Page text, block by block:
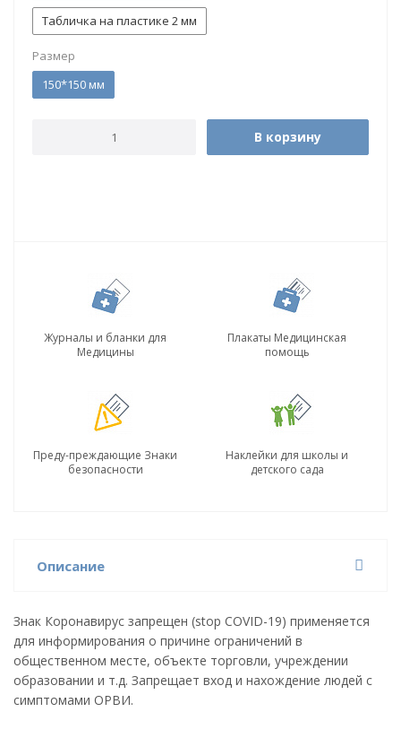
Табличка на пластике 2 мм
Размер
150*150 мм
В корзину
Журналы и бланки для
Медицины
Плакаты Медицинская
помощь
Преду-преждающие Знаки
безопасности
Наклейки для школы и
детского сада
Описание
Знак Коронавирус запрещен (stop COVID-19) применяется
для информирования о причине ограничений в
общественном месте, объекте торговли, учреждении
образовании и т.д. Запрещает вход и нахождение людей с
симптомами ОРВИ.